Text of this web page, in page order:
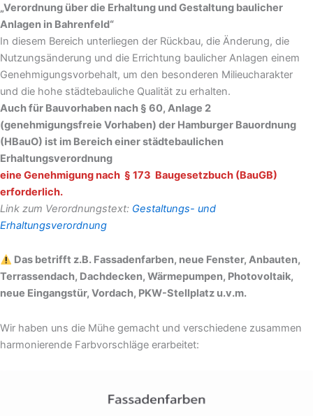
„Verordnung über die Erhaltung und Gestaltung baulicher
Anlagen in Bahrenfeld“
In diesem Bereich unterliegen der Rückbau, die Änderung, die
Nutzungsänderung und die Errichtung baulicher Anlagen einem
Genehmigungsvorbehalt, um den besonderen Milieucharakter
und die hohe städtebauliche Qualität zu erhalten.
Auch für Bauvorhaben nach § 60, Anlage 2
(genehmigungsfreie Vorhaben) der Hamburger Bauordnung
(HBauO) ist im Bereich einer städtebaulichen
Erhaltungsverordnung
eine Genehmigung nach § 173 Baugesetzbuch (BauGB)
erforderlich.
Link zum Verordnungstext: Gestaltungs- und
Erhaltungsverordnung
Das betrifft z.B. Fassadenfarben, neue Fenster, Anbauten,
Terrassendach, Dachdecken, Wärmepumpen, Photovoltaik,
neue Eingangstür, Vordach, PKW-Stellplatz u.v.m.
Wir haben uns die Mühe gemacht und verschiedene zusammen
harmonierende Farbvorschläge erarbeitet: